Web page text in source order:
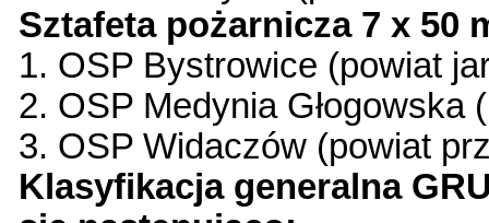
Sztafeta pożarnicza 7 x 50
1. OSP Bystrowice (powiat
2. OSP Medynia Głogowska
3. OSP Widaczów (powiat
Klasyfikacja generalna